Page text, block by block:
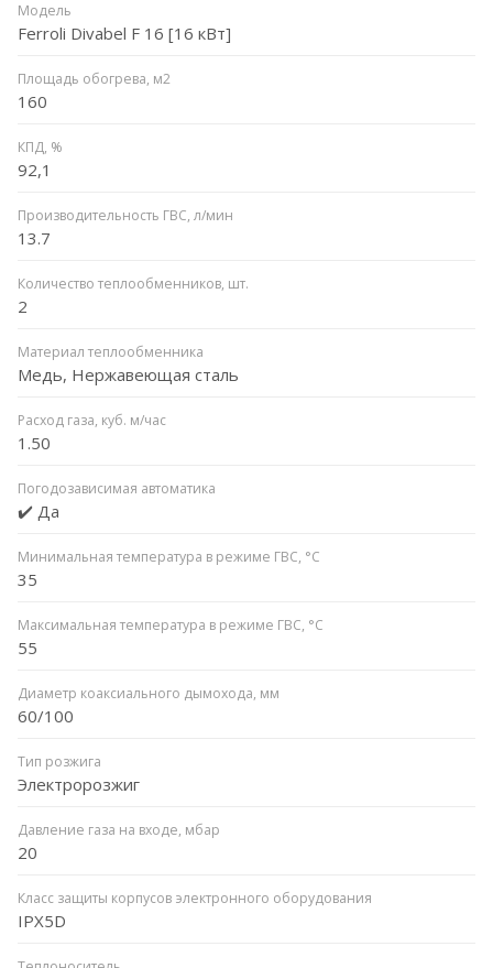
Модель
Ferroli Divabel F 16 [16 кВт]
Площадь обогрева, м2
160
КПД, %
92,1
Производительность ГВС, л/мин
13.7
Количество теплообменников, шт.
2
Материал теплообменника
Медь, Нержавеющая сталь
Расход газа, куб. м/час
1.50
Погодозависимая автоматика
✔️ Да
Минимальная температура в режиме ГВС, °C
35
Максимальная температура в режиме ГВС, °C
55
Диаметр коаксиального дымохода, мм
60/100
Тип розжига
Электророзжиг
Давление газа на входе, мбар
20
Класс защиты корпусов электронного оборудования
IPX5D